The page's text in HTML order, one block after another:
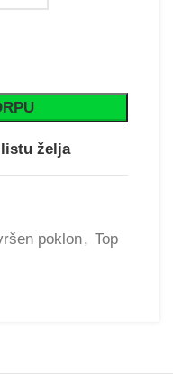
želja
poklon, Top